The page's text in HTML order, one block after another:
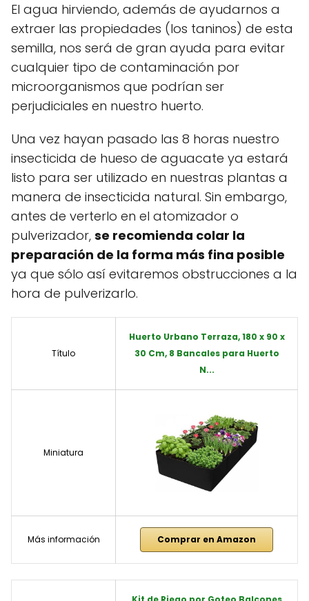
El agua hirviendo, además de ayudarnos a
extraer las propiedades (los taninos) de esta
semilla, nos será de gran ayuda para evitar
cualquier tipo de contaminación por
microorganismos que podrían ser
perjudiciales en nuestro huerto.
Una vez hayan pasado las 8 horas nuestro
insecticida de hueso de aguacate ya estará
listo para ser utilizado en nuestras plantas a
manera de insecticida natural. Sin embargo,
antes de verterlo en el atomizador o
pulverizador, se recomienda colar la
preparación de la forma más fina posible
ya que sólo así evitaremos obstrucciones a la
hora de pulverizarlo.
Título
Huerto Urbano Terraza, 180 x 90 x
30 Cm, 8 Bancales para Huerto
N...
Miniatura
Más información Comprar en Amazon